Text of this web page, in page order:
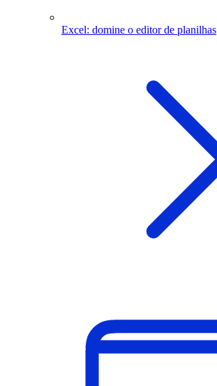
Excel: domine o editor de planilhas